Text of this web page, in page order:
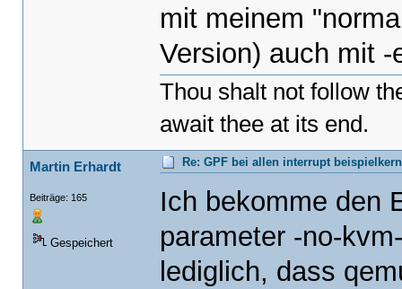
mit meinem
Version) auch mit
Thou shalt not follow
await thee at its end.
Martin Erhardt
Beiträge: 165
Gespeichert
Re: GPF bei allen interrupt
Ich bekomme den
parameter -no-
lediglich, dass